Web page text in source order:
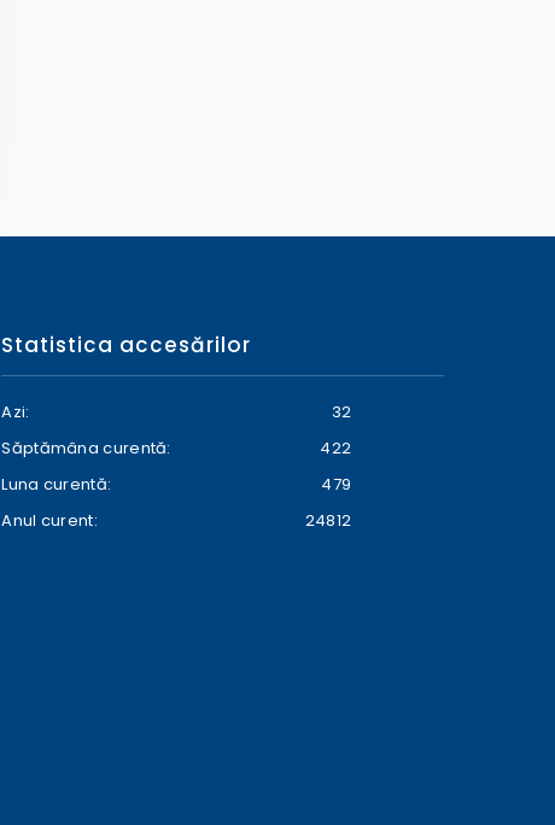
Statistica accesărilor
Azi:
32
Săptămâna curentă:
422
Luna curentă:
479
Anul curent:
24812